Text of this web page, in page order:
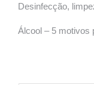
Desinfecção,
Álcool – 5 motivos